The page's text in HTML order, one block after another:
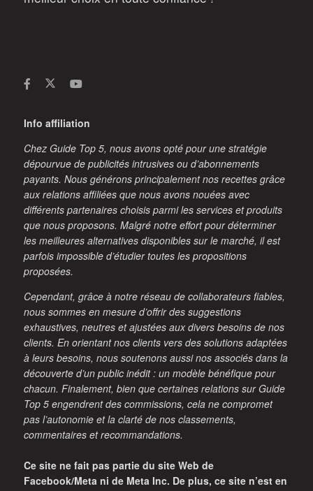
Info affiliation
Chez Guide Top 5, nous avons opté pour une stratégie
dépourvue de publicités intrusives ou d’abonnements
payants. Nous générons principalement nos recettes grâce
aux relations affiliées que nous avons nouées avec
différents partenaires choisis parmi les services et produits
que nous proposons. Malgré notre effort pour déterminer
les meilleures alternatives disponibles sur le marché, il est
parfois impossible d’étudier toutes les propositions
proposées.
Cependant, grâce à notre réseau de collaborateurs fiables,
nous sommes en mesure d’offrir des suggestions
exhaustives, neutres et ajustées aux divers besoins de nos
clients. En orientant nos clients vers des solutions adaptées
à leurs besoins, nous soutenons aussi nos associés dans la
découverte d’un public inédit : un modèle bénéfique pour
chacun. Finalement, bien que certaines relations sur Guide
Top 5 engendrent des commissions, cela ne compromet
pas l’autonomie et la clarté de nos classements,
commentaires et recommandations.
Ce site ne fait pas partie du site Web de
Facebook/Meta ni de Meta Inc. De plus, ce site n’est en